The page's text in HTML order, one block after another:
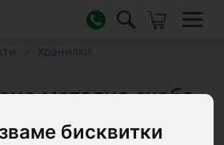
бисквитки
Хранилки
метална скоба